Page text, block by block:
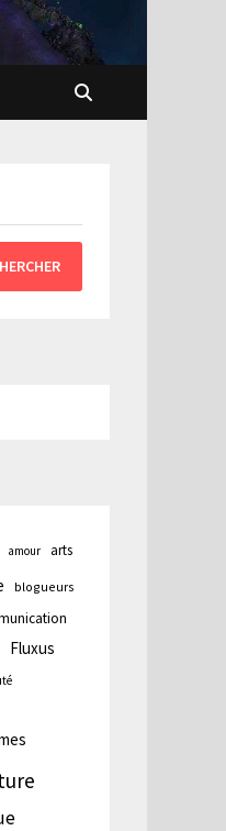
amour arts
blogueurs
Fluxus